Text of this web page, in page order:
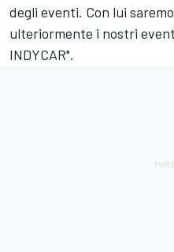
degli eventi. Con lui
ulteriormente i nostri
INDYCAR".